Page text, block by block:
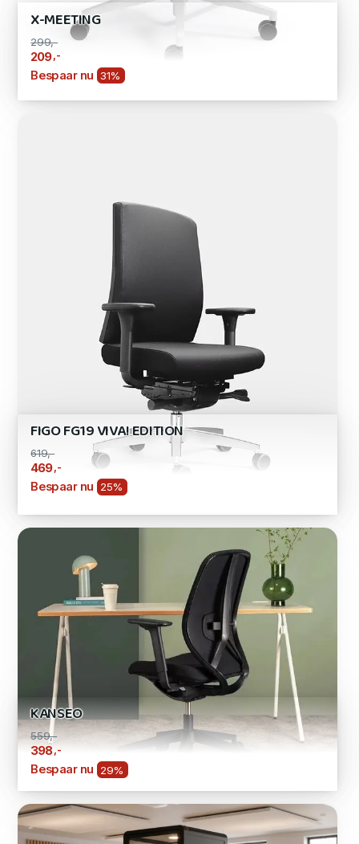
X-MEETING
299,-
209,-
Bespaar nu 31%
FIGO FG19 VIVA! EDITION
619,-
469 ,-
Bespaar nu 25%
KANSEO
559,-
398,-
Bespaar nu 29%